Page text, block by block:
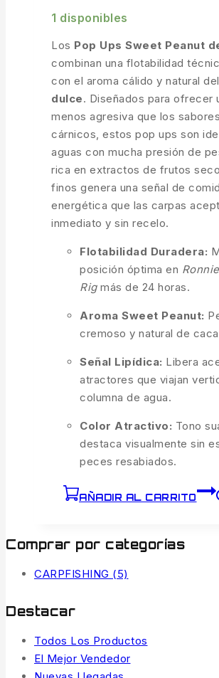
1 disponibles
Los Pop Ups Sweet Peanut
combinan una flotabilidad
con el aroma cálido y natural del
dulce. Diseñados para ofrecer
menos agresiva que los
cárnicos, estos pop ups son
aguas con mucha presión de
rica en extractos de frutos
finos genera una señal de
energética que las carpas
inmediato y sin recelo.
Flotabilidad Duradera:
posición óptima en
Rigmás de 24 horas.
Aroma Sweet Peanut:
cremoso y natural de
Señal Lipídica: Libera
atractores que viajan
columna de agua.
Color Atractivo: Tono
destaca visualmente sin
peces resabiados.
AÑADIR AL CARRITO
Comprar por categorías
CARPFISHING (5)
Destacar
Todos Los Productos
El Mejor Vendedor